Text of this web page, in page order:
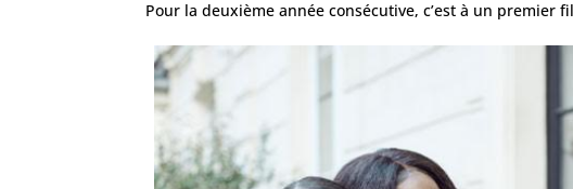
Pour la deuxième année consécutive, c’est à un premier